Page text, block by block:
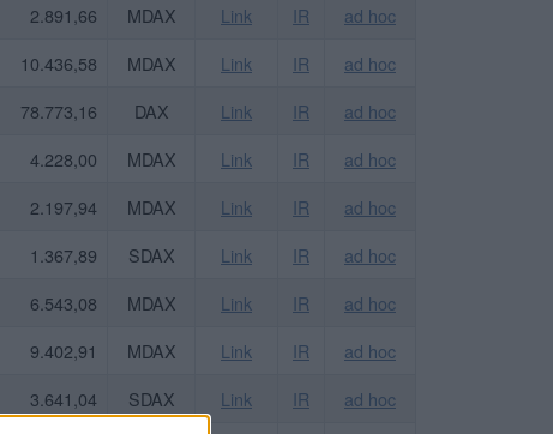
2.891,66 MDAX Link IR
ad hoc
10.436,58 MDAX Link IR
ad hoc
78.773,16 DAX Link IR
ad hoc
4.228,00 MDAX Link IR
ad hoc
2.197,94 MDAX Link IR
ad hoc
1.367,89 SDAX Link IR
ad hoc
6.543,08 MDAX Link IR
ad hoc
9.402,91 MDAX Link IR
ad hoc
3.641,04 SDAX Link IR
ad hoc